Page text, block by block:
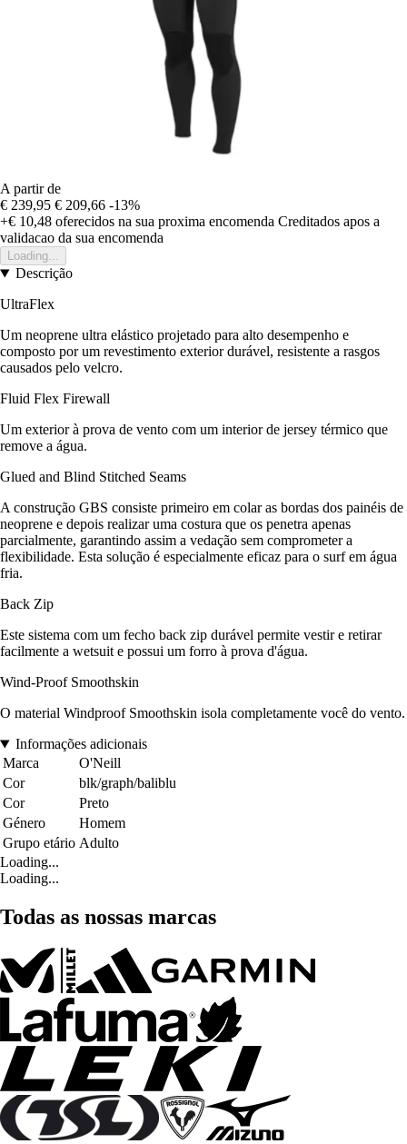
A partir de
€ 239,95 € 209,66 -13%
+€ 10,48 oferecidos na sua proxima encomenda Creditados apos a
validacao da sua encomenda
Loading...
Descrição
UltraFlex
Um neoprene ultra elástico projetado para alto desempenho e
composto por um revestimento exterior durável, resistente a rasgos
causados pelo velcro.
Fluid Flex Firewall
Um exterior à prova de vento com um interior de jersey térmico que
remove a água.
Glued and Blind Stitched Seams
A construção GBS consiste primeiro em colar as bordas dos painéis de
neoprene e depois realizar uma costura que os penetra apenas
parcialmente, garantindo assim a vedação sem comprometer a
flexibilidade. Esta solução é especialmente eficaz para o surf em água
fria.
Back Zip
Este sistema com um fecho back zip durável permite vestir e retirar
facilmente a wetsuit e possui um forro à prova d'água.
Wind-Proof Smoothskin
O material Windproof Smoothskin isola completamente você do vento.
Informações adicionais
Marca
O'Neill
Cor
blk/graph/baliblu
Cor
Preto
Género
Homem
Grupo etário Adulto
Loading...
Loading...
Todas as nossas marcas